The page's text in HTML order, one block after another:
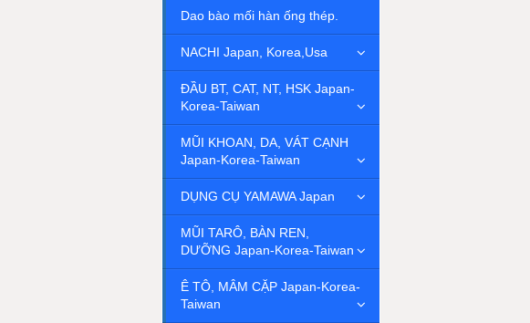
Dao bào mối hàn ống thép.
NACHI Japan, Korea,Usa
ĐẦU BT, CAT, NT, HSK Japan-
Korea-Taiwan
MŨI KHOAN, DA, VÁT CẠNH
Japan-Korea-Taiwan
DỤNG CỤ YAMAWA Japan
MŨI TARÔ, BÀN REN,
DƯỠNG Japan-Korea-Taiwan
Ê TÔ, MÂM CẶP Japan-Korea-
Taiwan